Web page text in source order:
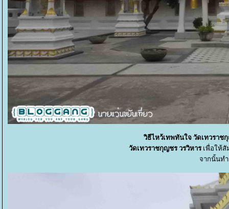
วิธีไหว้เทพทันใจ วัดเทวราช
วัดเทวราชกุญชร วรวิหารเพื่อให้สั
จากนั้นท